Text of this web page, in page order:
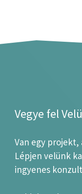
Vegye fel
Van egy
Lépjen velünk
ingyenes